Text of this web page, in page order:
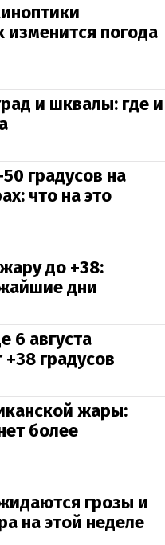
изменится погода
и шквалы: где и
градусов на
что на это
до +38:
дни
6 августа
градусов
жары:
более
грозы и
на этой неделе